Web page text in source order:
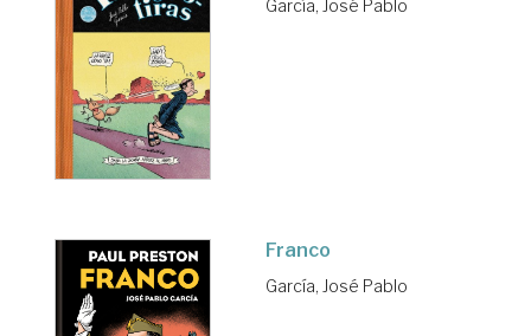
García, José Pablo
Franco
García, José Pablo